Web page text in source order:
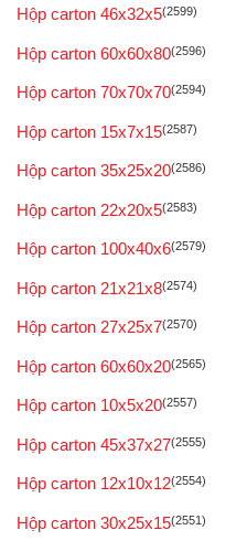
Hộp carton 46x32x5(2599)
Hộp carton 60x60x80(2596)
Hộp carton 70x70x70(2594)
Hộp carton 15x7x15(2587)
Hộp carton 35x25x20(2586)
Hộp carton 22x20x5(2583)
Hộp carton 100x40x6(2579)
Hộp carton 21x21x8(2574)
Hộp carton 27x25x7(2570)
Hộp carton 60x60x20(2565)
Hộp carton 10x5x20(2557)
Hộp carton 45x37x27(2555)
Hộp carton 12x10x12(2554)
Hộp carton 30x25x15(2551)